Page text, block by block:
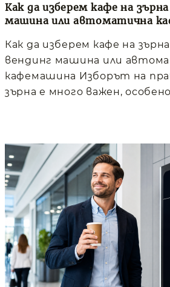
Как да изберем кафе на
машина или автоматична
Как да изберем кафе на
вендинг машина или
кафемашина Изборът на
зърна е много важен,